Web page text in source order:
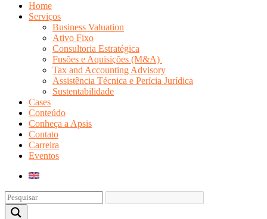
Home
Serviços
Business Valuation
Ativo Fixo
Consultoria Estratégica
Fusões e Aquisições (M&A)
Tax and Accounting Advisory
Assistência Técnica e Perícia Jurídica
Sustentabilidade
Cases
Conteúdo
Conheça a Apsis
Contato
Carreira
Eventos